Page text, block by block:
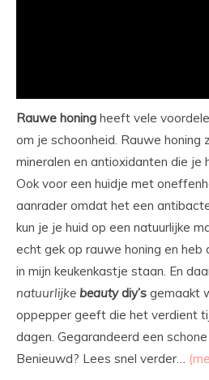
Rauwe honing heeft vele
om je schoonheid. Rauwe honing
mineralen en antioxidanten die je
Ook voor een huidje met
aanrader omdat het een
kun je je huid op een natuurlijke
echt gek op rauwe honing en
in mijn keukenkastje staan. En
natuurlijke beauty diy’s gemaakt
oppepper geeft die het verdient
dagen. Gegarandeerd een
Benieuwd? Lees snel verder…